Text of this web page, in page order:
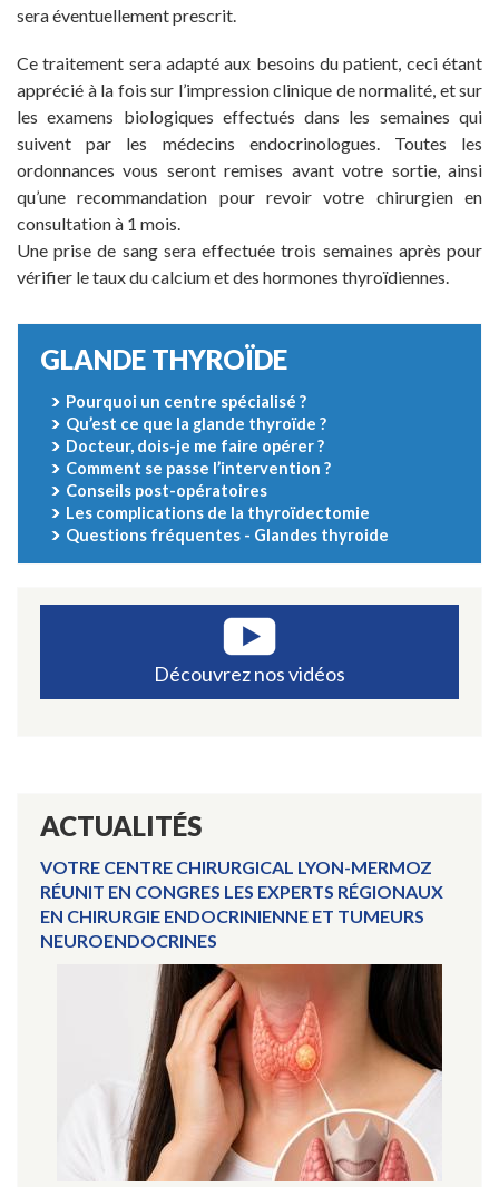
sera éventuellement prescrit.
Ce traitement sera adapté aux besoins du patient, ceci étant
apprécié à la fois sur l’impression clinique de normalité, et sur
les examens biologiques effectués dans les semaines qui
suivent par les médecins endocrinologues. Toutes les
ordonnances vous seront remises avant votre sortie, ainsi
qu’une recommandation pour revoir votre chirurgien en
consultation à 1 mois.
Une prise de sang sera effectuée trois semaines après pour
vérifier le taux du calcium et des hormones thyroïdiennes.
GLANDE THYROÏDE
Pourquoi un centre spécialisé ?
Qu’est ce que la glande thyroïde ?
Docteur, dois-je me faire opérer ?
Comment se passe l’intervention ?
Conseils post-opératoires
Les complications de la thyroïdectomie
Questions fréquentes - Glandes thyroide
Découvrez nos vidéos
ACTUALITÉS
VOTRE CENTRE CHIRURGICAL LYON-MERMOZ
RÉUNIT EN CONGRES LES EXPERTS RÉGIONAUX
EN CHIRURGIE ENDOCRINIENNE ET TUMEURS
NEUROENDOCRINES